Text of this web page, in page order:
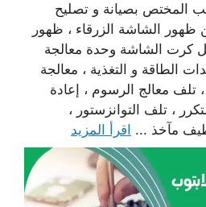
المختص بصيانة و تصليح
ظهور الشاشة الزرقاء ، ظهور
كرت الشاشة وحدة معالجة
الطاقة و التغذية ، معالجة
تلف معالج الرسوم ، إعادة
، تلف التوانزستور ،
مآخذ ... اقرأ المزيد